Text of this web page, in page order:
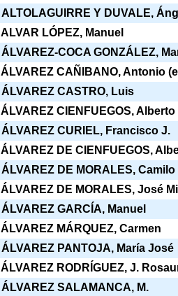
ALTOLAGUIRRE Y DUVALE,
ALVAR LÓPEZ, Manuel
ÁLVAREZ-COCA GONZÁLEZ,
ÁLVAREZ CAÑIBANO, Antonio
ÁLVAREZ CASTRO, Luis
ÁLVAREZ CIENFUEGOS, Alberto
ÁLVAREZ CURIEL, Francisco J.
ÁLVAREZ DE CIENFUEGOS,
ÁLVAREZ DE MORALES, Camilo
ÁLVAREZ DE MORALES, José
ÁLVAREZ GARCÍA, Manuel
ÁLVAREZ MÁRQUEZ, Carmen
ÁLVAREZ PANTOJA, María José
ÁLVAREZ RODRÍGUEZ, J.
ÁLVAREZ SALAMANCA, M.